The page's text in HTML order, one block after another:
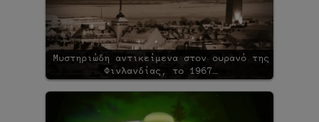
Μυστηριώδη αντικείμενα στον ουρανό της
Φινλανδίας, το 1967…